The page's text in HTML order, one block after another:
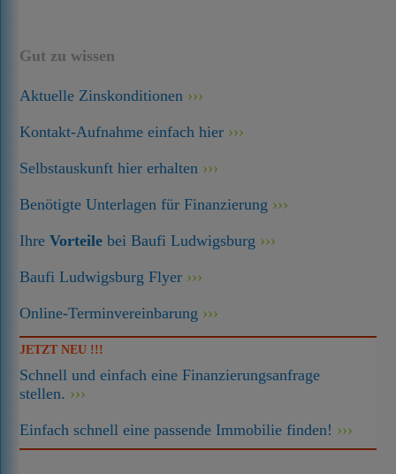
Gut zu wissen
Aktuelle Zinskonditionen
Kontakt-Aufnahme einfach hier
Selbstauskunft hier erhalten
Benötigte Unterlagen für Finanzierung
IhreVorteile bei Baufi Ludwigsburg
Baufi Ludwigsburg Flyer
Online-Terminvereinbarung
JETZT NEU !!!
Schnell und einfach eine Finanzierungsanfrage
stellen.
Einfach schnell eine passende Immobilie finden!